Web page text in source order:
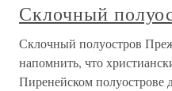
Склочный
Склочный полуостров
напомнить, что
Пиренейском полуострове